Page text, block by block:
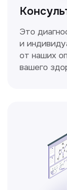
Высокоточный
позволяющий
изображения